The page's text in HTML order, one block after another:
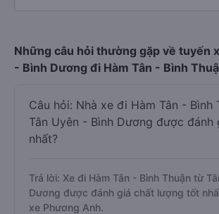
Những câu hỏi thường gặp về tuyến
- Bình Dương đi Hàm Tân - Bình
Câu hỏi: Nhà xe đi Hàm Tân - Bình
Tân Uyên - Bình Dương được đánh
nhất?
Trả lời: Xe đi Hàm Tân - Bình Thuận từ
Dương được đánh giá chất lượng tốt
xe Phương Anh.